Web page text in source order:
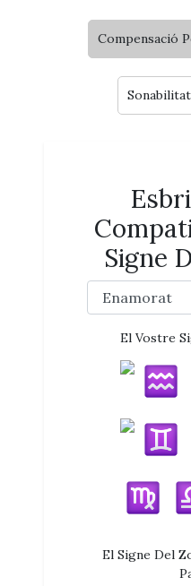
Compensació
Signe
El Vostre
El Signe Del